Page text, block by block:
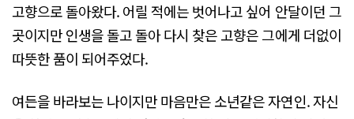
고향으로 돌아왔다. 어릴 적에는 벗어나고 싶어 안달이던 그
곳이지만 인생을 돌고 돌아 다시 찾은 고향은 그에게 더없이
따뜻한 품이 되어주었다.
여든을 바라보는 나이지만 마음만은 소년같은 자연인. 자신